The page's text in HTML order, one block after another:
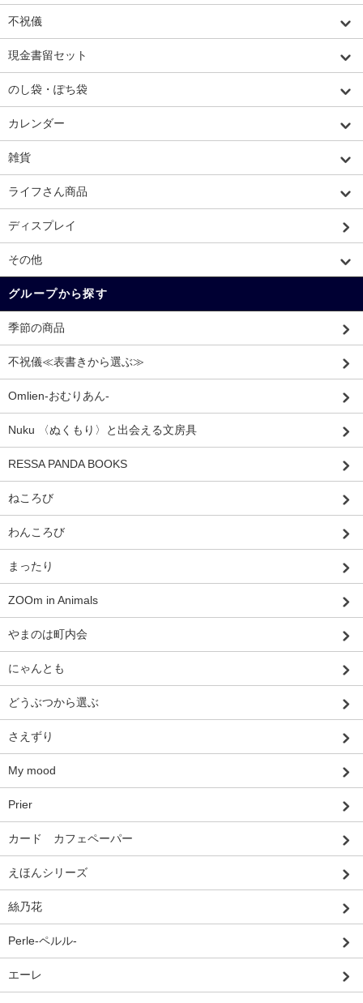
不祝儀
現金書留セット
のし袋・ぽち袋
カレンダー
雑貨
ライフさん商品
ディスプレイ
その他
グループから探す
季節の商品
不祝儀≪表書きから選ぶ≫
Omlien-おむりあん-
Nuku 〈ぬくもり〉と出会える文房具
RESSA PANDA BOOKS
ねころび
わんころび
まったり
ZOOm in Animals
やまのは町内会
にゃんとも
どうぶつから選ぶ
さえずり
My mood
Prier
カード カフェペーパー
えほんシリーズ
絲乃花
Perle-ペルル-
エーレ